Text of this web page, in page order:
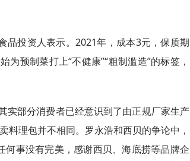
品投资人表示。2021年，成本3元，保质期
预制菜打上“不健康”“粗制滥造”的标签，
实部分消费者已经意识到了由正规厂家生产
料理包并不相同。罗永浩和西贝的争论中，
何事没有完美，感谢西贝、海底捞等品牌企